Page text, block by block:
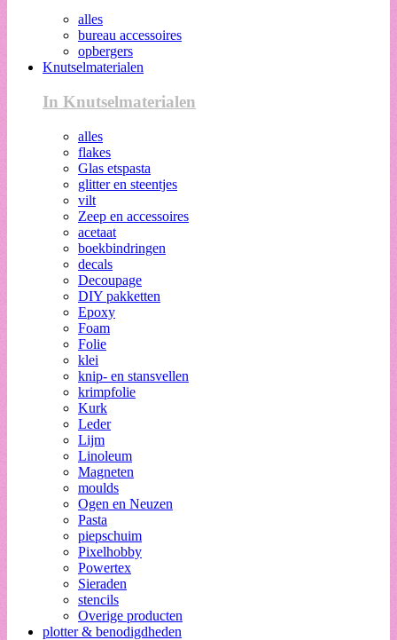
alles
bureau accessoires
opbergers
Knutselmaterialen
In Knutselmaterialen
alles
flakes
Glas etspasta
glitter en steentjes
vilt
Zeep en accessoires
acetaat
boekbindringen
decals
Decoupage
DIY pakketten
Epoxy
Foam
Folie
klei
knip- en stansvellen
krimpfolie
Kurk
Leder
Lijm
Linoleum
Magneten
moulds
Ogen en Neuzen
Pasta
piepschuim
Pixelhobby
Powertex
Sieraden
stencils
Overige producten
plotter & benodigdheden